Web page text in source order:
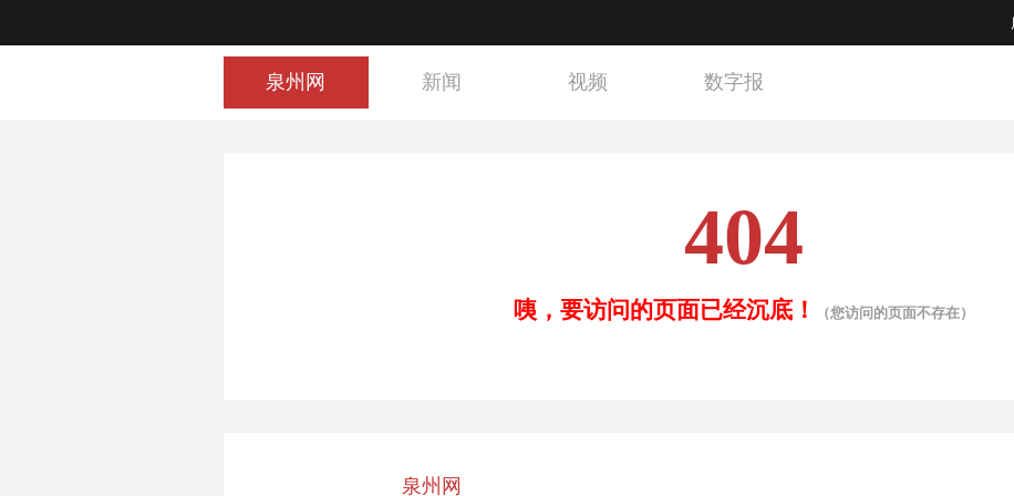
泉州网 新闻 视频 数字报
404
咦，要访问的页面已经沉底！ （您访问的页面不存在）
泉州网